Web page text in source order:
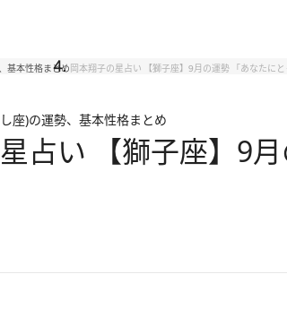
基本性格まとめ 岡本翔子の星占い 【獅子座】9月の運勢 「あなたにと
座)の運勢、基本性格まとめ
占い 【獅子座】9月